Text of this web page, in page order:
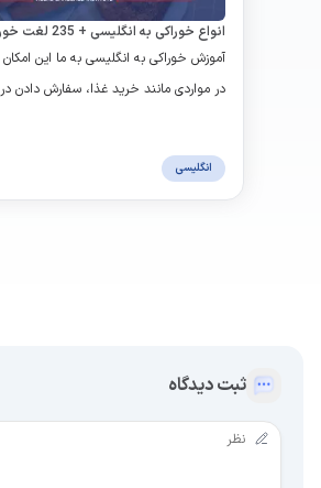
انواع خوراکی به
انگلیسی
آموزش خوراکی به انگلیسی به ما این
در مواردی مانند خرید غذا، سفارش دادن در
روش های پخت بهتر عمل کنیم.
انگلیسی
ثبت دیدگاه